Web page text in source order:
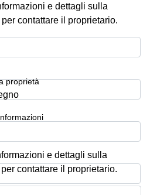
e dettagli sulla
contattare il proprietario.
proprietà
e dettagli sulla
contattare il proprietario.